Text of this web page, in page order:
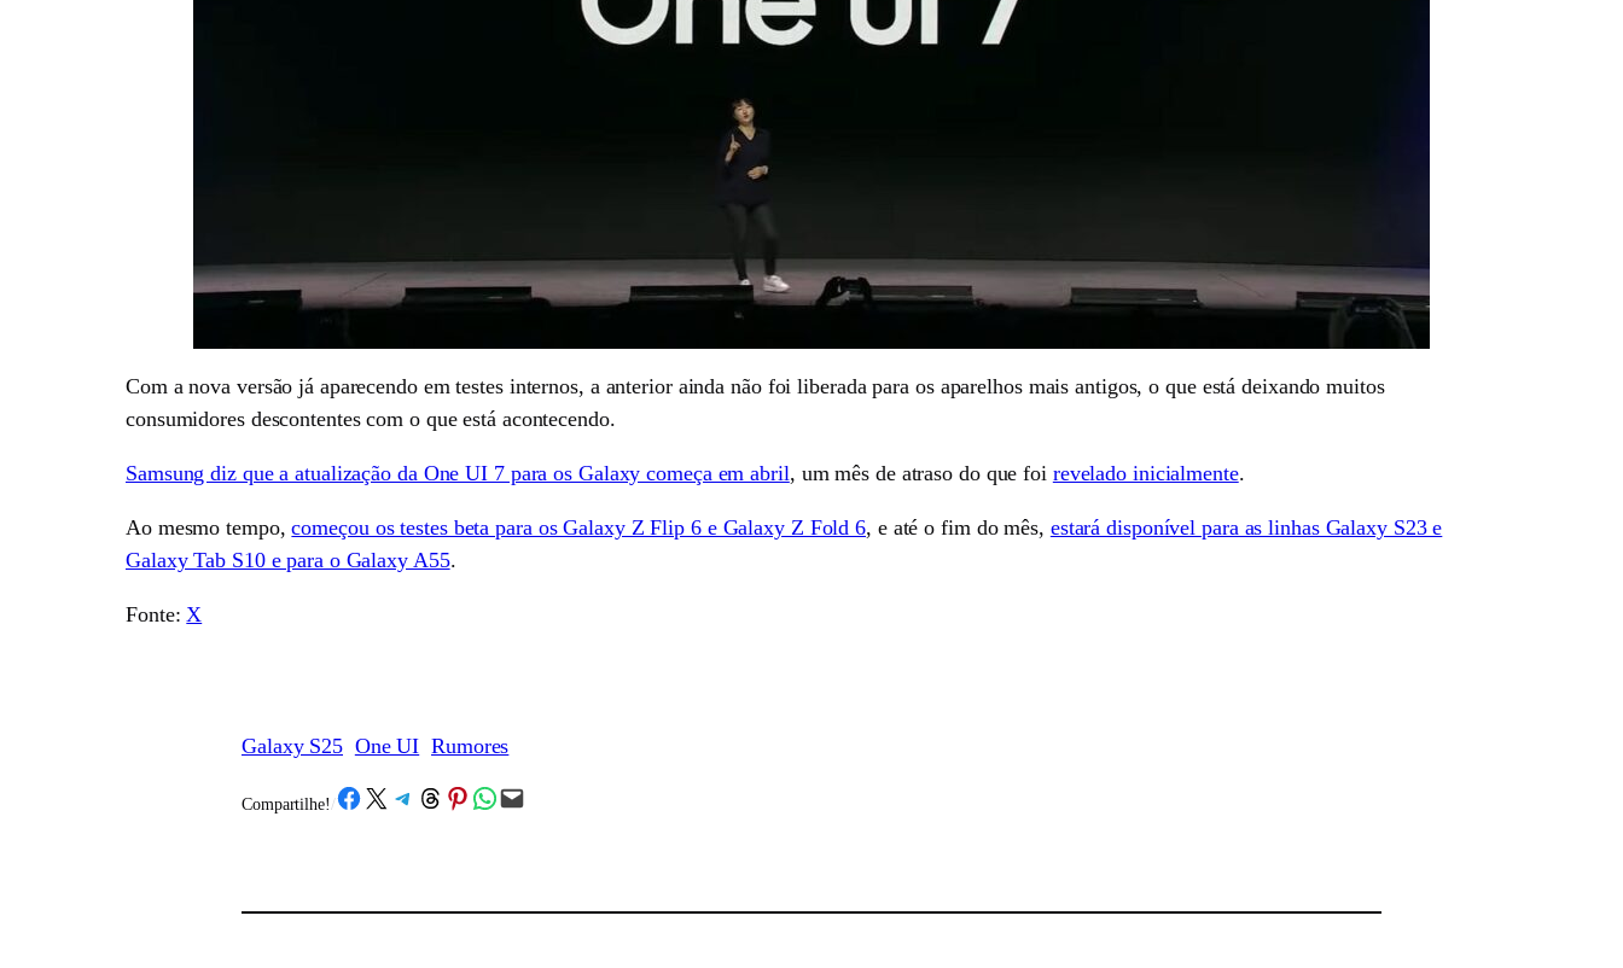
Com a nova versão já aparecendo em testes internos, a anterior ainda não foi liberada para os aparelhos mais antigos, o que está deixando muitos
consumidores descontentes com o que está acontecendo.
Samsung diz que a atualização da One UI 7 para os Galaxy começa em abril, um mês de atraso do que foi revelado inicialmente.
Ao mesmo tempo,começou os testes beta para os Galaxy Z Flip 6 e Galaxy Z Fold 6, e até o fim do mês, estará disponível para as linhas Galaxy S23 e
Galaxy Tab S10 e para o Galaxy A55.
Fonte:X
Galaxy S25 One UI Rumores
Compartilhe! /Share on Facebook
Share on X Share on Telegram
Share on Threads
Share on Pinterest
Share on WhatsApp
Email this Page